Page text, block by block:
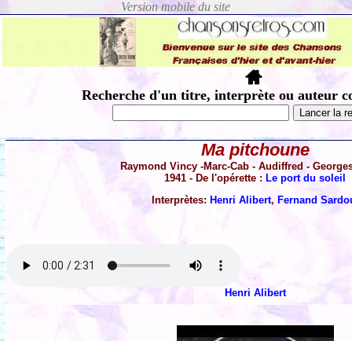
Recherche d'un titre, interprète ou auteur
Ma pitchoune
Raymond Vincy -Marc-Cab - Audiffred -
1941 - De l'opérette : Le port du soleil
Interprètes: Henri Alibert, Fernand
Henri Alibert